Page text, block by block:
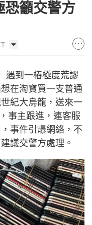
恐籲交警方
遇到一樁極度荒謬
在淘寶買一支普通
紀大烏龍，送來一
事主跟進，連客服
事件引爆網絡，不
議交警方處理。